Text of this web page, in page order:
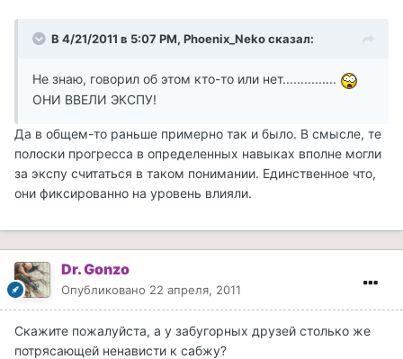
В 4/21/2011 в 5:07 PM, Phoenix_Neko сказал:
Не знаю, говорил об этом кто-то или нет...............
ОНИ ВВЕЛИ ЭКСПУ!
Да в общем-то раньше примерно так и было. В смысле, те
полоски прогресса в определенных навыках вполне могли
за экспу считаться в таком понимании. Единственное что,
они фиксированно на уровень влияли.
Dr. Gonzo
Опубликовано 22 апреля, 2011
Скажите пожалуйста, а у забугорных друзей столько же
потрясающей ненависти к сабжу?